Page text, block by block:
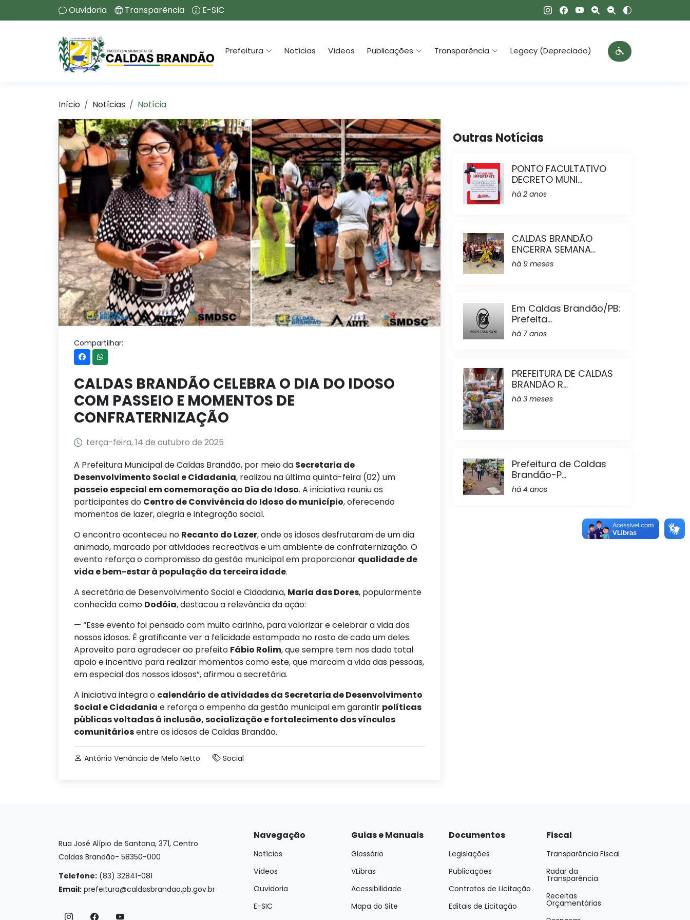
Ouvidoria Transparência E-SIC
Prefeitura Notícias Vídeos Publicações Transparência Legacy (Depreciado)
Início Notícias Notícia
Compartilhar:
CALDAS BRANDÃO CELEBRA O DIA DO IDOSO
COM PASSEIO E MOMENTOS DE
CONFRATERNIZAÇÃO
terça-feira, 14 de outubro de 2025
A Prefeitura Municipal de Caldas Brandão, por meio da Secretaria de
Desenvolvimento Social e Cidadania, realizou na última quinta-feira (02) um
passeio especial em comemoração ao Dia do Idoso. A iniciativa reuniu os
participantes do Centro de Convivência do Idoso do município, oferecendo
momentos de lazer, alegria e integração social.
O encontro aconteceu no Recanto do Lazer, onde os idosos desfrutaram de um dia
animado, marcado por atividades recreativas e um ambiente de confraternização. O
evento reforça o compromisso da gestão municipal em proporcionar qualidade de
vida e bem-estar à população da terceira idade.
A secretária de Desenvolvimento Social e Cidadania, Maria das Dores, popularmente
conhecida como Dodóia, destacou a relevância da ação:
— “Esse evento foi pensado com muito carinho, para valorizar e celebrar a vida dos
nossos idosos. É gratificante ver a felicidade estampada no rosto de cada um deles.
Aproveito para agradecer ao prefeito Fábio Rolim, que sempre tem nos dado total
apoio e incentivo para realizar momentos como este, que marcam a vida das pessoas,
em especial dos nossos idosos”, afirmou a secretária.
A iniciativa integra o calendário de atividades da Secretaria de Desenvolvimento
Social e Cidadania e reforça o empenho da gestão municipal em garantir políticas
públicas voltadas à inclusão, socialização e fortalecimento dos vínculos
comunitáriosentre os idosos de Caldas Brandão.
Antônio Venâncio de Melo Netto Social
Outras Notícias
PONTO FACULTATIVO
DECRETO MUNI...
há 2 anos
CALDAS BRANDÃO
ENCERRA SEMANA...
há 9 meses
Em Caldas Brandão/PB:
Prefeita...
há 7 anos
PREFEITURA DE CALDAS
BRANDÃO R...
há 3 meses
Prefeitura de Caldas
Brandão-P...
há 4 anos
Rua José Alípio de Santana, 371, Centro
Caldas Brandão- 58350-000
Telefone: (83) 32841-081
Email: prefeitura@caldasbrandao.pb.gov.br
Navegação
Notícias
Vídeos
Ouvidoria
E-SIC
Guias e Manuais
Glossário
VLibras
Acessibilidade
Mapa do Site
Documentos
Legislações
Publicações
Contratos de Licitação
Editais de Licitação
Fiscal
Transparência Fiscal
Radar da
Transparência
Receitas
Orçamentárias